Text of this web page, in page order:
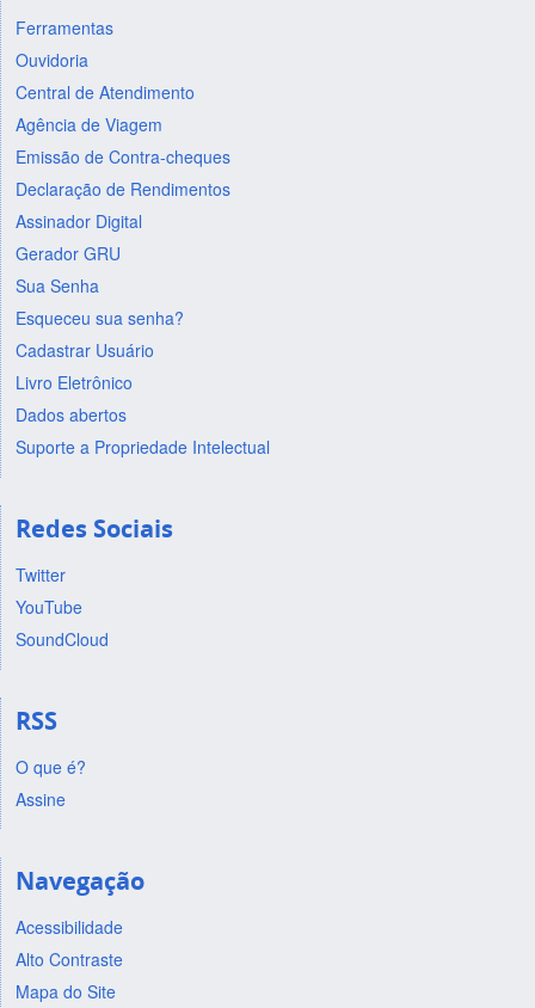
Ferramentas
Ouvidoria
Central de Atendimento
Agência de Viagem
Emissão de Contra-cheques
Declaração de Rendimentos
Assinador Digital
Gerador GRU
Sua Senha
Esqueceu sua senha?
Cadastrar Usuário
Livro Eletrônico
Dados abertos
Suporte a Propriedade Intelectual
Redes Sociais
Twitter
YouTube
SoundCloud
RSS
O que é?
Assine
Navegação
Acessibilidade
Alto Contraste
Mapa do Site